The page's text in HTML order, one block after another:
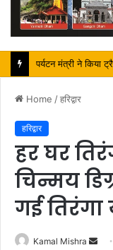
पर्यटन मंत्री ने किया
Home /हरिद्वार
हरिद्वार
हर घर
चिन्मय
गई तिरंगा
Kamal Mishra